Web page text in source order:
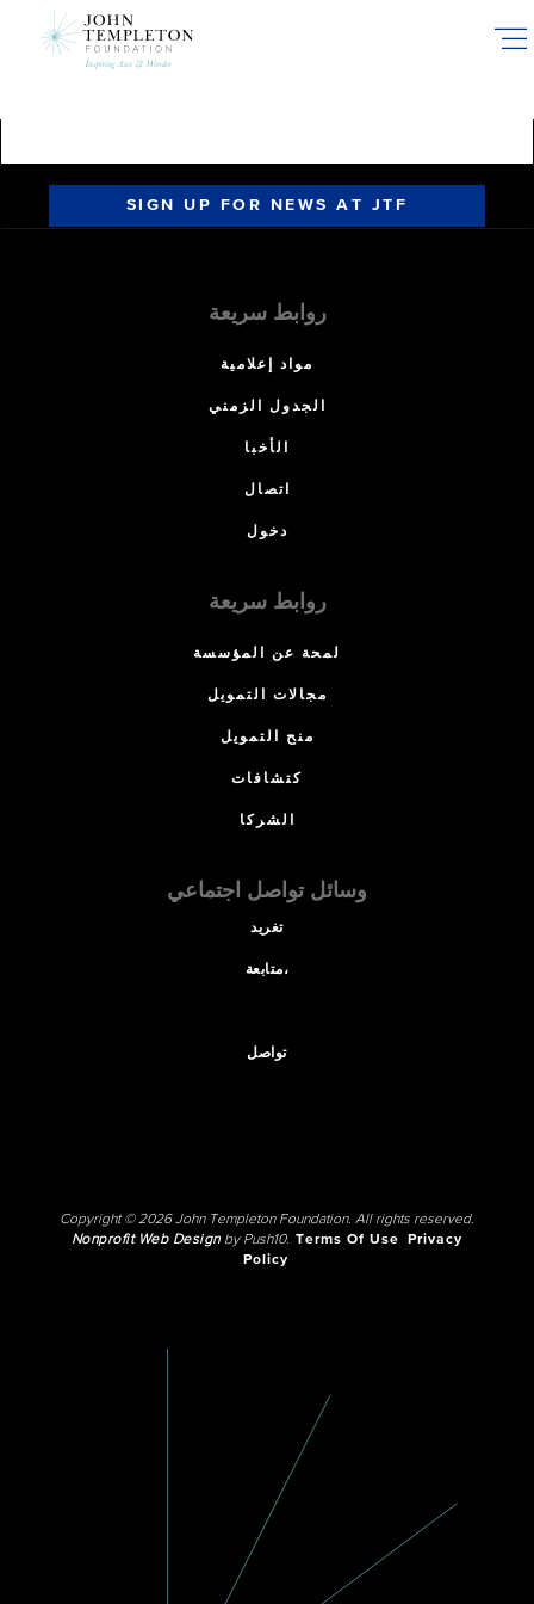
SIGN UP FOR NEWS AT JTF
روابط سريعة
مواد إعلامية
الجدول الزمني
الأخبا
اتصال
دخول
روابط سريعة
لمحة عن المؤسسة
مجالات التمويل
منح التمويل
كتشافات
الشركا
وسائل تواصل اجتماعي
تغريد
متابعة،
تواصل
Copyright © 2026 John Templeton Foundation. All rights reserved.
Nonprofit Web Designby Push10. Terms Of Use
Privacy
Policy